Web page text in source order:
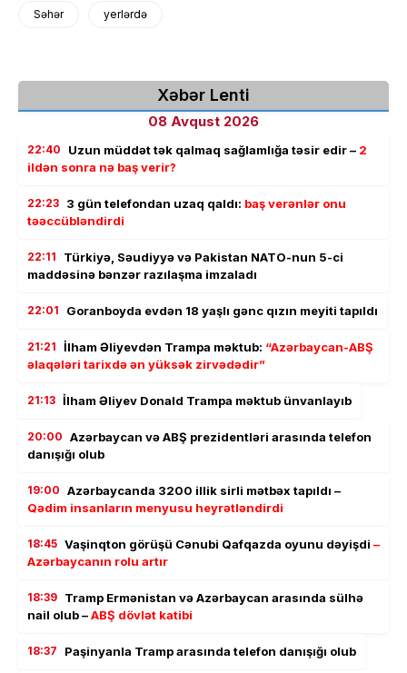
Səhər yerlərdə
Xəbər Lenti
08 Avqust 2026
22:40 Uzun müddət tək qalmaq sağlamlığa təsir edir – 2
ildən sonra nə baş verir?
22:23 3 gün telefondan uzaq qaldı: baş verənlər onu
təəccübləndirdi
22:11
Türkiyə, Səudiyyə və Pakistan NATO-nun 5-ci
maddəsinə bənzər razılaşma imzaladı
22:01 Goranboyda evdən 18 yaşlı gənc qızın meyiti tapıldı
21:21 İlham Əliyevdən Trampa məktub: “Azərbaycan-ABŞ
əlaqələri tarixdə ən yüksək zirvədədir”
21:13 İlham Əliyev Donald Trampa məktub ünvanlayıb
20:00 Azərbaycan və ABŞ prezidentləri arasında telefon
danışığı olub
19:00 Azərbaycanda 3200 illik sirli mətbəx tapıldı –
Qədim insanların menyusu heyrətləndirdi
18:45 Vaşinqton görüşü Cənubi Qafqazda oyunu dəyişdi –
Azərbaycanın rolu artır
18:39 Tramp Ermənistan və Azərbaycan arasında sülhə
nail olub –ABŞ dövlət katibi
18:37 Paşinyanla Tramp arasında telefon danışığı olub